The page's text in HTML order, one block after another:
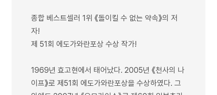
종합 베스트셀러 1위 《돌이킬 수 없는 약속》의 저
자!
제 51회 에도가와란포상 수상 작가!
1969년 효고현에서 태어났다. 2005년 《천사의 나
이프》로 제51회 에도가와란포상을 수상하였다. 그